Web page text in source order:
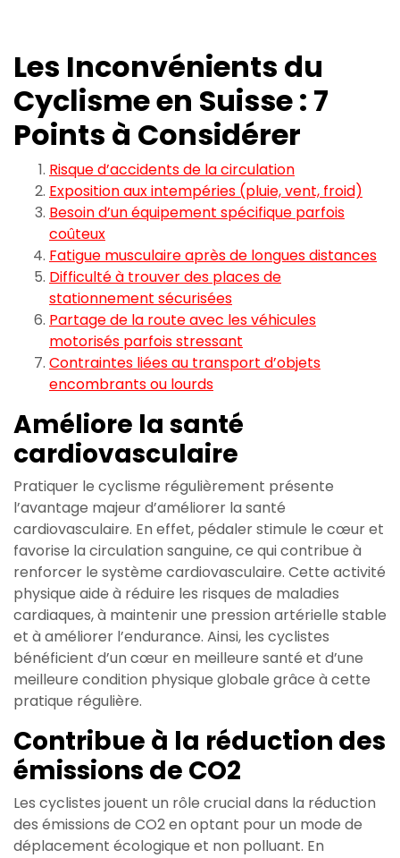
Les Inconvénients du
Cyclisme en Suisse : 7
Points à Considérer
Risque d’accidents de la circulation
Exposition aux intempéries (pluie, vent, froid)
Besoin d’un équipement spécifique parfois
coûteux
Fatigue musculaire après de longues distances
Difficulté à trouver des places de
stationnement sécurisées
Partage de la route avec les véhicules
motorisés parfois stressant
Contraintes liées au transport d’objets
encombrants ou lourds
Améliore la santé
cardiovasculaire
Pratiquer le cyclisme régulièrement présente
l’avantage majeur d’améliorer la santé
cardiovasculaire. En effet, pédaler stimule le cœur et
favorise la circulation sanguine, ce qui contribue à
renforcer le système cardiovasculaire. Cette activité
physique aide à réduire les risques de maladies
cardiaques, à maintenir une pression artérielle stable
et à améliorer l’endurance. Ainsi, les cyclistes
bénéficient d’un cœur en meilleure santé et d’une
meilleure condition physique globale grâce à cette
pratique régulière.
Contribue à la réduction des
émissions de CO2
Les cyclistes jouent un rôle crucial dans la réduction
des émissions de CO2 en optant pour un mode de
déplacement écologique et non polluant. En